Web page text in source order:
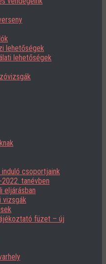
lehetőségek
lehetőségek
csoportjaink
tanévben
eljárásban
vizsgák
füzet – új